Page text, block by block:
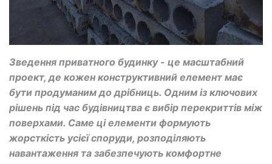
Зведення приватного будинку - це масштабний
проект, де кожен конструктивний елемент має
бути продуманим до дрібниць. Одним із ключових
рішень під час будівництва є вибір перекриттів між
поверхами. Саме ці елементи формують
жорсткість усієї споруди, розподіляють
навантаження та забезпечують комфортне